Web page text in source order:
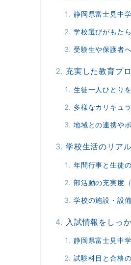
静岡県富士見中
学校選びがもた
受験生や保護者
充実した教育プ
生徒一人ひとり
多様なカリキュ
地域との連携や
学校生活のリアル
年間行事と生徒
部活動の充実度
学校の施設・設
入試情報をしっ
静岡県富士見中
試験科目と合格